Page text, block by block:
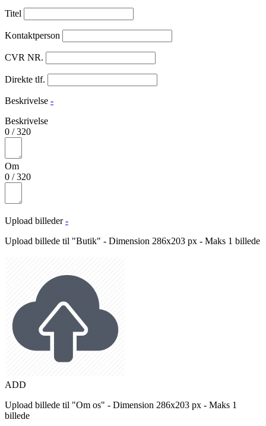
Titel
Kontaktperson
CVR NR.
Direkte tlf.
Beskrivelse -
Beskrivelse
0 /320
Om
0 /320
Upload billeder -
Upload billede til "Butik" - Dimension 286x203 px - Maks 1 billede
ADD
Upload billede til "Om os" - Dimension 286x203 px - Maks 1
billede